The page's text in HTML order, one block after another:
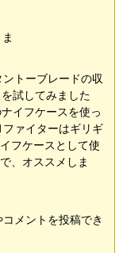
トーブレードの収
試してみました
イフケースを使っ
ァイターはギリギ
フケースとして使
、オススメしま
メントを投稿でき